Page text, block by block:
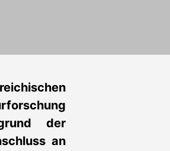
der
an